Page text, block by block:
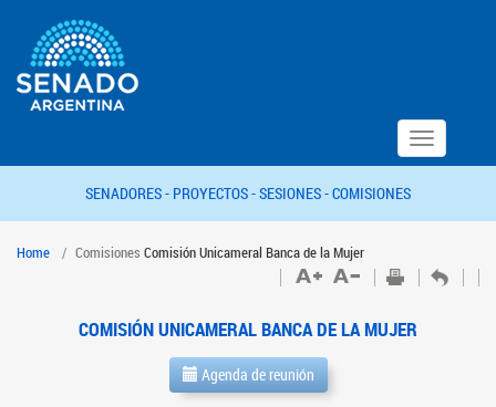
Toggle
navigation
SENADORES - PROYECTOS -SESIONES -COMISIONES
Home Comisiones Comisión Unicameral Banca de la Mujer
COMISIÓN UNICAMERAL BANCA DE LA MUJER
Agenda de reunión